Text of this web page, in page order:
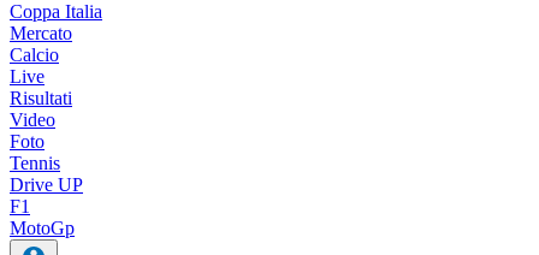
Coppa Italia
Mercato
Calcio
Live
Risultati
Video
Foto
Tennis
Drive UP
F1
MotoGp